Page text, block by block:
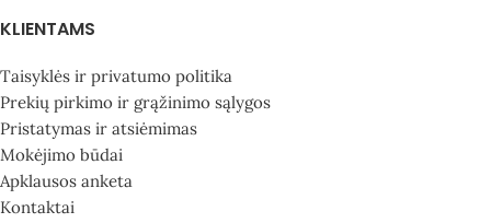
KLIENTAMS
Taisyklės ir privatumo politika
Prekių pirkimo ir grąžinimo sąlygos
Pristatymas ir atsiėmimas
Mokėjimo būdai
Apklausos anketa
Kontaktai